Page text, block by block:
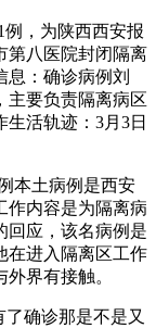
，为陕西西安报
第八医院封闭隔离
：确诊病例刘
主要负责隔离病区
活轨迹：3月3日
本土病例是西安
作内容是为隔离病
回应，该名病例是
在进入隔离区工作
界有接触。
确诊那是不是又